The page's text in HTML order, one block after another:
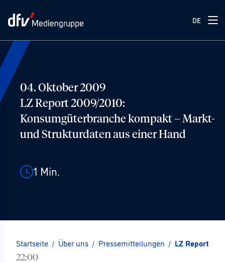
DE
04. Oktober 2009
LZ Report 2009/2010:
Konsumgüterbranche kompakt – Markt-
und Strukturdaten aus einer Hand
1 Min.
Startseite / Über uns / Pressemitteilungen / LZ Report
22:00